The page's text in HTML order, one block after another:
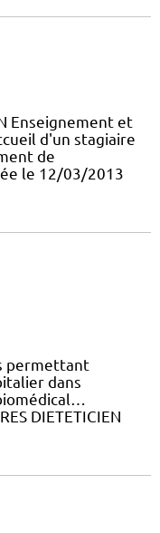
Enseignement et
d'un stagiaire
de
le 12/03/2013
permettant
dans
DIETETICIEN